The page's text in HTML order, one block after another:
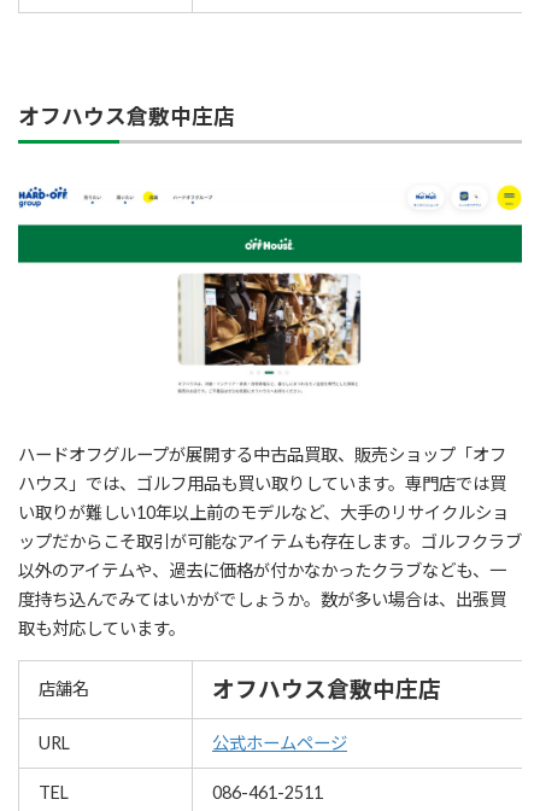
オフハウス倉敷中庄店
ハードオフグループが展開する中古品買取、販売ショップ「オフ
ハウス」では、ゴルフ用品も買い取りしています。専門店では買
い取りが難しい10年以上前のモデルなど、大手のリサイクルショ
ップだからこそ取引が可能なアイテムも存在します。ゴルフクラブ
以外のアイテムや、過去に価格が付かなかったクラブなども、一
度持ち込んでみてはいかがでしょうか。数が多い場合は、出張買
取も対応しています。
店舗名 オフハウス倉敷中庄店
URL 公式ホームページ
TEL 086-461-2511